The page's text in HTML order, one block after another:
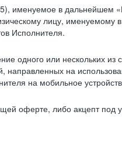
именуемое в дальнейшем
лицу, именуемому
Исполнителя.
одного или нескольких из
на
на мобильное
оферте, либо акцепт под